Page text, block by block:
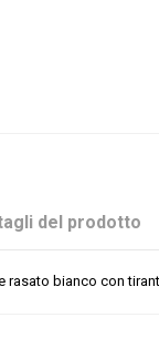
del prodotto
rasato bianco con